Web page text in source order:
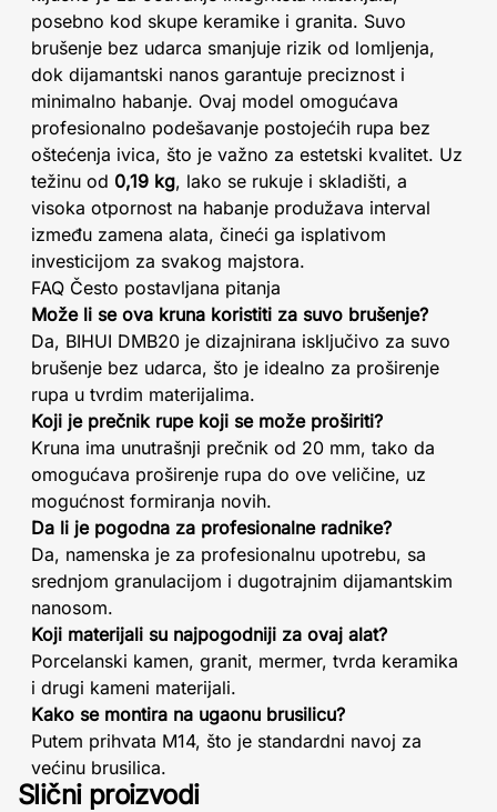
posebno kod skupe keramike i granita. Suvo
brušenje bez udarca smanjuje rizik od lomljenja,
dok dijamantski nanos garantuje preciznost i
minimalno habanje. Ovaj model omogućava
profesionalno podešavanje postojećih rupa bez
oštećenja ivica, što je važno za estetski kvalitet. Uz
težinu od 0,19 kg, lako se rukuje i skladišti, a
visoka otpornost na habanje produžava interval
između zamena alata, čineći ga isplativom
investicijom za svakog majstora.
FAQ Često postavljana pitanja
Može li se ova kruna koristiti za suvo brušenje?
Da, BIHUI DMB20 je dizajnirana isključivo za suvo
brušenje bez udarca, što je idealno za proširenje
rupa u tvrdim materijalima.
Koji je prečnik rupe koji se može proširiti?
Kruna ima unutrašnji prečnik od 20 mm, tako da
omogućava proširenje rupa do ove veličine, uz
mogućnost formiranja novih.
Da li je pogodna za profesionalne radnike?
Da, namenska je za profesionalnu upotrebu, sa
srednjom granulacijom i dugotrajnim dijamantskim
nanosom.
Koji materijali su najpogodniji za ovaj alat?
Porcelanski kamen, granit, mermer, tvrda keramika
i drugi kameni materijali.
Kako se montira na ugaonu brusilicu?
Putem prihvata M14, što je standardni navoj za
većinu brusilica.
Slični proizvodi